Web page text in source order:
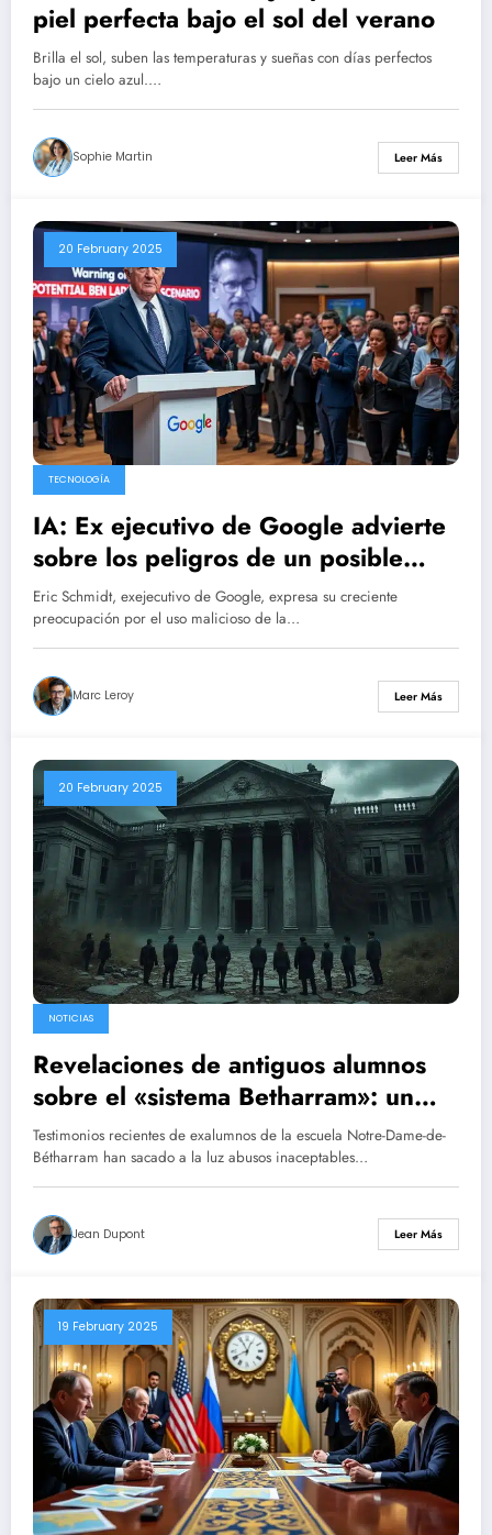
piel perfecta bajo el sol del verano
Brilla el sol, suben las temperaturas y sueñas con días perfectos
bajo un cielo azul.…
Sophie Martin Leer Más
20 February 2025
TECNOLOGÍA
IA: Ex ejecutivo de Google advierte
sobre los peligros de un posible
“escenario Bin Laden”
Eric Schmidt, exejecutivo de Google, expresa su creciente
preocupación por el uso malicioso de la…
Marc Leroy Leer Más
20 February 2025
NOTICIAS
Revelaciones de antiguos alumnos
sobre el «sistema Betharram»: un
templo de violencia y una trituradora
de inocencia
Testimonios recientes de exalumnos de la escuela Notre-Dame-de-
Bétharram han sacado a la luz abusos inaceptables…
Jean Dupont Leer Más
19 February 2025